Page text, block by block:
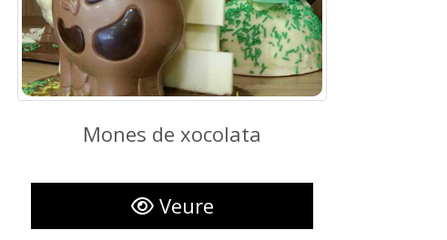
Mones de xocolata
Mones de xocolata
Veure